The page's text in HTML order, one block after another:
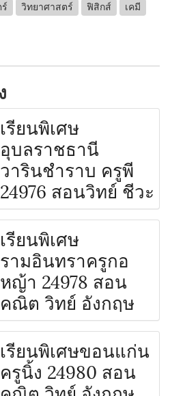
วิทยาศาสตร์ ฟิสิกส์
เคมี
เรียนพิเศษ
อุบลราชธานี
วารินชำราบ ครูพี
24976 สอนวิทย์ ชีวะ
เรียนพิเศษ
รามอินทราครูกอ
หญ้า 24978 สอน
คณิต วิทย์ อังกฤษ
เรียนพิเศษขอนแก่น
ครูนิ้ง 24980 สอน